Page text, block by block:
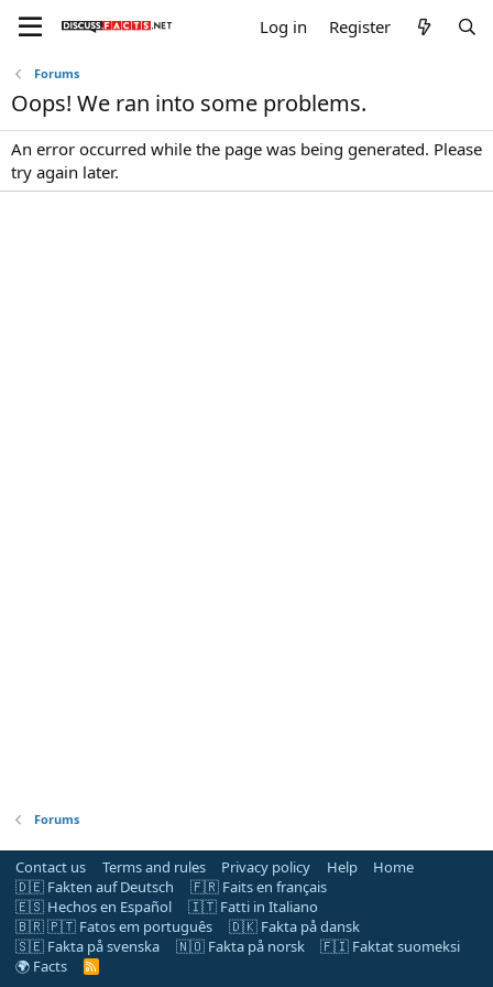
Log in Register
Forums
Oops! We ran into some problems.
An error occurred while the page was being generated. Please
try again later.
Forums
Contact us Terms and rules Privacy policy Help
Home
🇩🇪 Fakten auf Deutsch
🇫🇷 Faits en français
🇪🇸 Hechos en Español
🇮🇹 Fatti in Italiano
🇧🇷 🇵🇹 Fatos em português
🇩🇰 Fakta på dansk
🇸🇪 Fakta på svenska
🇳🇴 Fakta på norsk
🇫🇮 Faktat suomeksi
🌍 Facts
R